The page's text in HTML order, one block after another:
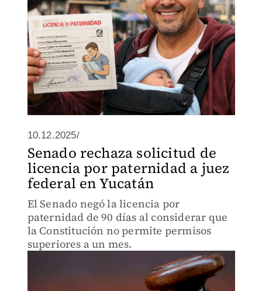
10.12.2025/
Senado rechaza solicitud de
licencia por paternidad a juez
federal en Yucatán
El Senado negó la licencia por
paternidad de 90 días al considerar que
la Constitución no permite permisos
superiores a un mes.